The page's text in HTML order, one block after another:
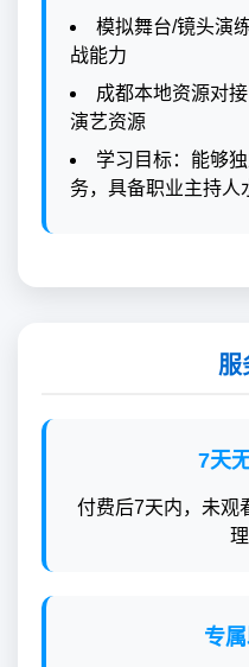
模拟舞台/镜头演
战能力
成都本地资源对
演艺资源
学习目标：能够
务，具备职业主持人
服
7天
付费后7天内，未观
专